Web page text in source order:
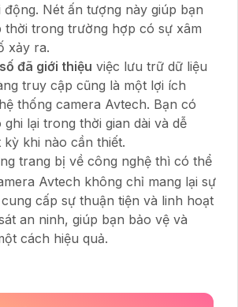
động. Nét ấn tượng này giúp bạn
thời trong trường hợp có sự xâm
xảy ra.
đã giới thiệu việc lưu trữ dữ liệu
truy cập cũng là một lợi ích
thống camera Avtech. Bạn có
lại trong thời gian dài và dễ
kỳ khi nào cần thiết.
trang bị về công nghệ thì có thể
Avtech không chỉ mang lại sự
cấp sự thuận tiện và linh hoạt
an ninh, giúp bạn bảo vệ và
cách hiệu quả.